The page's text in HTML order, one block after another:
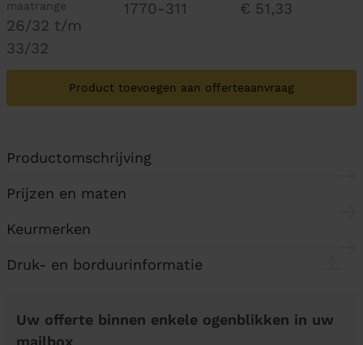
maatrange
26/32 t/m
33/32
1770-311 € 51,33
Product toevoegen aan offerteaanvraag
Productomschrijving
Prijzen en maten
Keurmerken
Druk- en borduurinformatie
Uw offerte binnen enkele ogenblikken in uw
mailbox